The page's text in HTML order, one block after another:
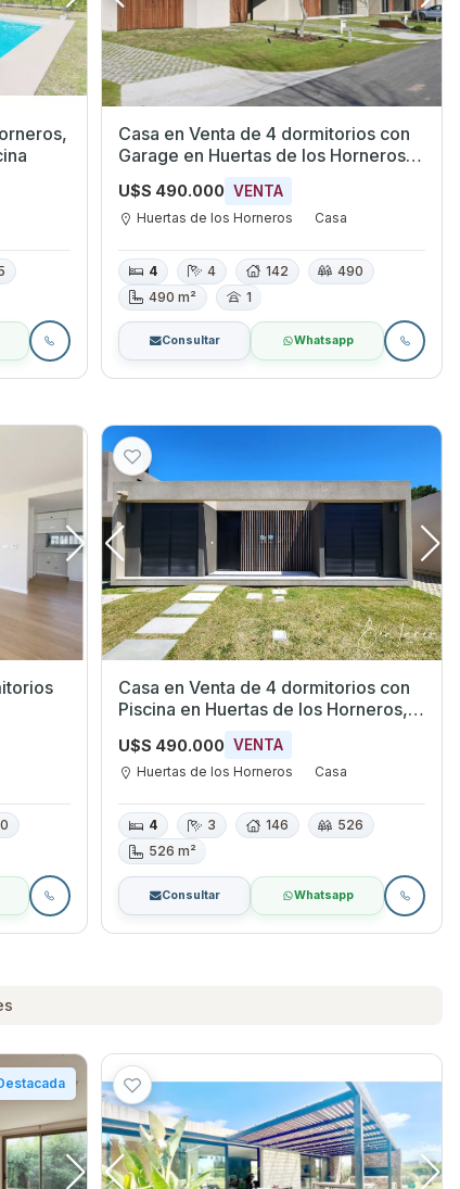
Casa en Venta de 4 dormitorios con
Garage en Huertas de los Horneros,
U$S 490.000 VENTA
Huertas de los Horneros Casa
4 4 142
490
490 m²
1
Consultar Whatsapp
Casa en Venta de 4 dormitorios con
Piscina en Huertas de los Horneros,
U$S 490.000 VENTA
Huertas de los Horneros Casa
4 3 146
526
526 m²
Consultar Whatsapp